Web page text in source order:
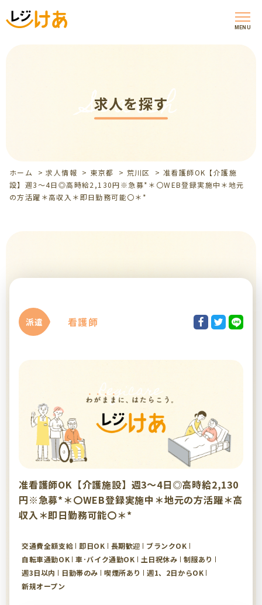
MENU
求人を探す
Search
ホーム >求人情報 > 東京都 > 荒川区 > 准看護師OK【介護施
設】週3～4日◎高時給2,130円※急募*＊〇WEB登録実施中＊地元
の方活躍＊高収入＊即日勤務可能〇＊*
派遣 看護師
准看護師OK【介護施設】週3～4日◎高時給2,130
円※急募*＊〇WEB登録実施中＊地元の方活躍＊高
収入＊即日勤務可能〇＊*
交通費全額支給 即日OK 長期歓迎
ブランクOK
自転車通勤OK
車･バイク通勤OK 土日祝休み
制服あり
週3日以内
日勤帯のみ 喫煙所あり
週1、2日からOK
新規オープン